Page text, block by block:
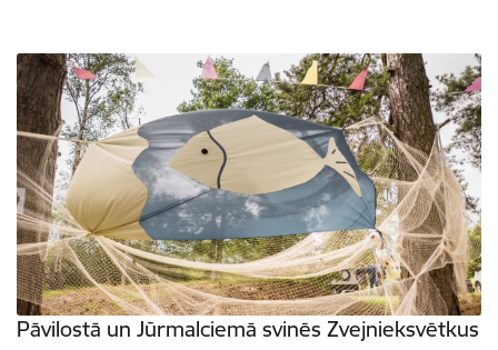
Pāvilostā un Jūrmalciemā svinēs Zvejnieksvētkus